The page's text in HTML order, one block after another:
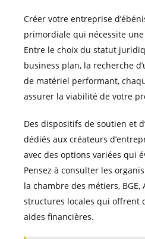
Créer votre entreprise
primordiale qui nécessite
Entre le choix du statut
business plan, la recherche
de matériel performant,
assurer la viabilité de votre
Des dispositifs de soutien et
dédiés aux créateurs
avec des options variées qui
Pensez à consulter les
la chambre des métiers, BGE,
structures locales qui offrent
aides financières.